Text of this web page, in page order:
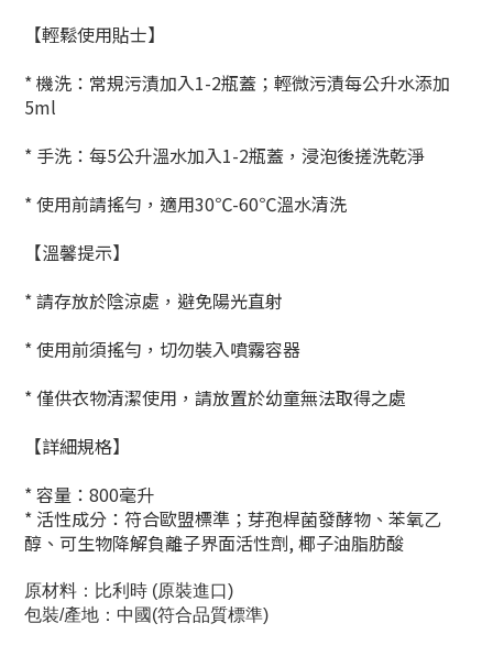
【輕鬆使用貼士】
* 機洗：常規污漬加入1-2瓶蓋；輕微污漬每公升水添加
5ml
* 手洗：每5公升溫水加入1-2瓶蓋，浸泡後搓洗乾淨
* 使用前請搖勻，適用30℃-60℃溫水清洗
【溫馨提示】
* 請存放於陰涼處，避免陽光直射
* 使用前須搖勻，切勿裝入噴霧容器
* 僅供衣物清潔使用，請放置於幼童無法取得之處
【詳細規格】
* 容量：800毫升
* 活性成分：符合歐盟標準；芽孢桿菌發酵物、苯氧乙
醇、可生物降解負離子界面活性劑, 椰子油脂肪酸
原材料：比利時 (原裝進口)
包裝/產地：中國(符合品質標準)